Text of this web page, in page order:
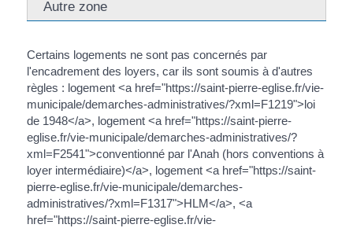
Autre zone
Certains logements ne sont pas concernés par
l'encadrement des loyers, car ils sont soumis à d'autres
règles : logement <a href="https://saint-pierre-eglise.fr/vie-
municipale/demarches-administratives/?xml=F1219">loi
de 1948</a>, logement <a href="https://saint-pierre-
eglise.fr/vie-municipale/demarches-administratives/?
xml=F2541">conventionné par l'Anah (hors conventions à
loyer intermédiaire)</a>, logement <a href="https://saint-
pierre-eglise.fr/vie-municipale/demarches-
administratives/?xml=F1317">HLM</a>, <a
href="https://saint-pierre-eglise.fr/vie-